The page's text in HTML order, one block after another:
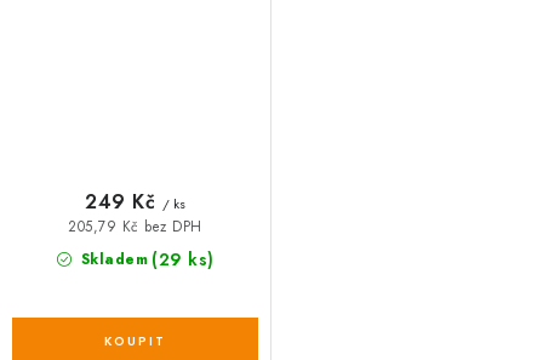
Skladem (29 ks)
205,79 Kč bez DPH
249 Kč / ks